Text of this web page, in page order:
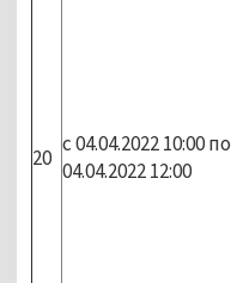
20
с 04.04.2022 10:00 по
04.04.2022 12:00